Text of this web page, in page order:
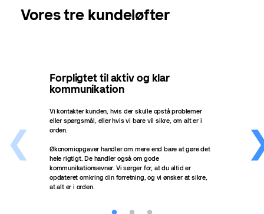
Vores tre kundeløfter
Forpligtet til aktiv og klar
kommunikation
Vi kontakter kunden, hvis der skulle opstå problemer
eller spørgsmål, eller hvis vi bare vil sikre, om alt er i
orden.
Økonomiopgaver handler om mere end bare at gøre det
hele rigtigt. De handler også om gode
kommunikationsevner. Vi sørger for, at du altid er
opdateret omkring din forretning, og vi ønsker at sikre,
at alt er i orden.
Alle
vi